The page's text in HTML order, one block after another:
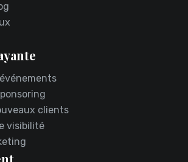
clients
visibilité